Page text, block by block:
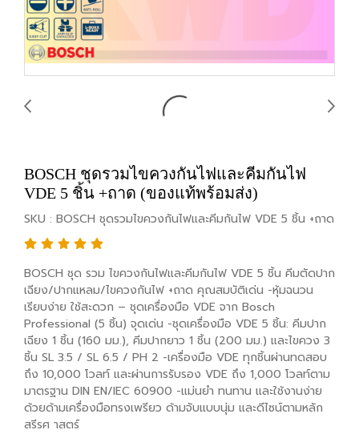
BOSCH ชุดรวมไขควงกันไฟและคีมกันไฟ
VDE 5 ชิ้น +ถาด (ของแท้พร้อมส่ง)
SKU : BOSCH ชุดรวมไขควงกันไฟและคีมกันไฟ VDE 5 ชิ้น +ถาด
BOSCH ชุด รวม ไขควงกันไฟและคีมกันไฟ VDE 5 ชิ้น คีมตัดปาก
เฉียง/ปากแหลม/ไขควงกันไฟ +ถาด คุณสมบัติเด่น -หุ้มฉนวน
เรียบง่าย ใช้สะดวก – ชุดเครื่องมือ VDE จาก Bosch
Professional (5 ชิ้น) จุดเด่น -ชุดเครื่องมือ VDE 5 ชิ้น: คีมปาก
เฉียง 1 ชิ้น (160 มม.), คีมปากยาว 1 ชิ้น (200 มม.) และไขควง 3
ชิ้น SL 3.5 / SL 6.5 / PH 2 -เครื่องมือ VDE ทุกชิ้นผ่านทดสอบ
ถึง 10,000 โวลท์ และผ่านการรับรอง VDE ถึง 1,000 โวลท์ตาม
มาตรฐาน DIN EN/IEC 60900 -แม่นยำ ทนทาน และใช้งานง่าย
ด้วยด้ามเครื่องมือทรงเพรียว ด้ามจับแบบนุ่ม และดีไซน์ตามหลัก
สรีรศ าสตร์